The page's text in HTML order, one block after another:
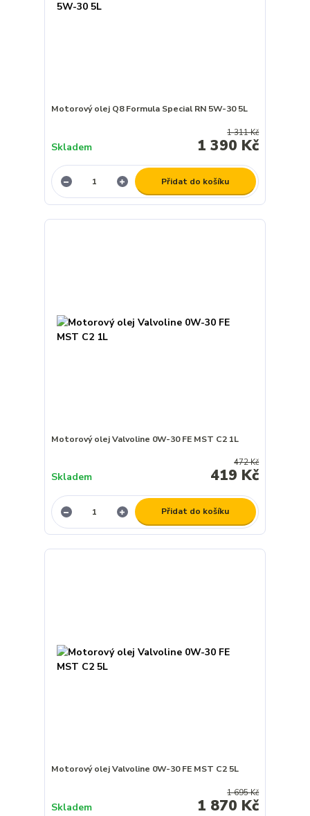
Motorový olej Q8 Formula Special RN 5W-30 5L
1 311 Kč
1 390 Kč
Skladem
Přidat do košíku
Motorový olej Valvoline 0W-30 FE MST C2 1L
472 Kč
419 Kč
Skladem
Přidat do košíku
Motorový olej Valvoline 0W-30 FE MST C2 5L
1 695 Kč
1 870 Kč
Skladem